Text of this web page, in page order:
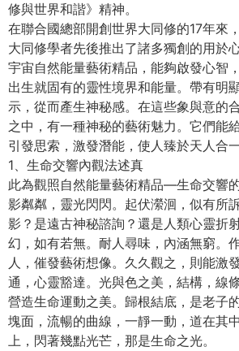
修與世界和諧》精神。
在聯合國總部開創世界大同修的17年來
大同修學者先後推出了諸多獨創的用於
宇宙自然能量藝術精品，能夠啟發心智
出生就固有的靈性境界和能量。帶有明
示，從而產生神秘感。在這些象與意的
之中，有一種神秘的藝術魅力。它們能
引發思索，激發潛能，使人臻於天人合
1、生命交響內觀法述真
此為觀照自然能量藝術精品—生命交響
影粼粼，靈光閃閃。起伏瀠洄，似有所
影？是遠古神秘諮詢？還是人類心靈折
幻，如有若無。耐人尋味，內涵無窮。
人，催發藝術想像。久久觀之，則能激
通，心靈豁達。光與色之美，結構，線
營造生命運動之美。歸根結底，是老子
塊面，流暢的曲線，一靜一動，道在其
上，閃著幾點光芒，那是生命之光。